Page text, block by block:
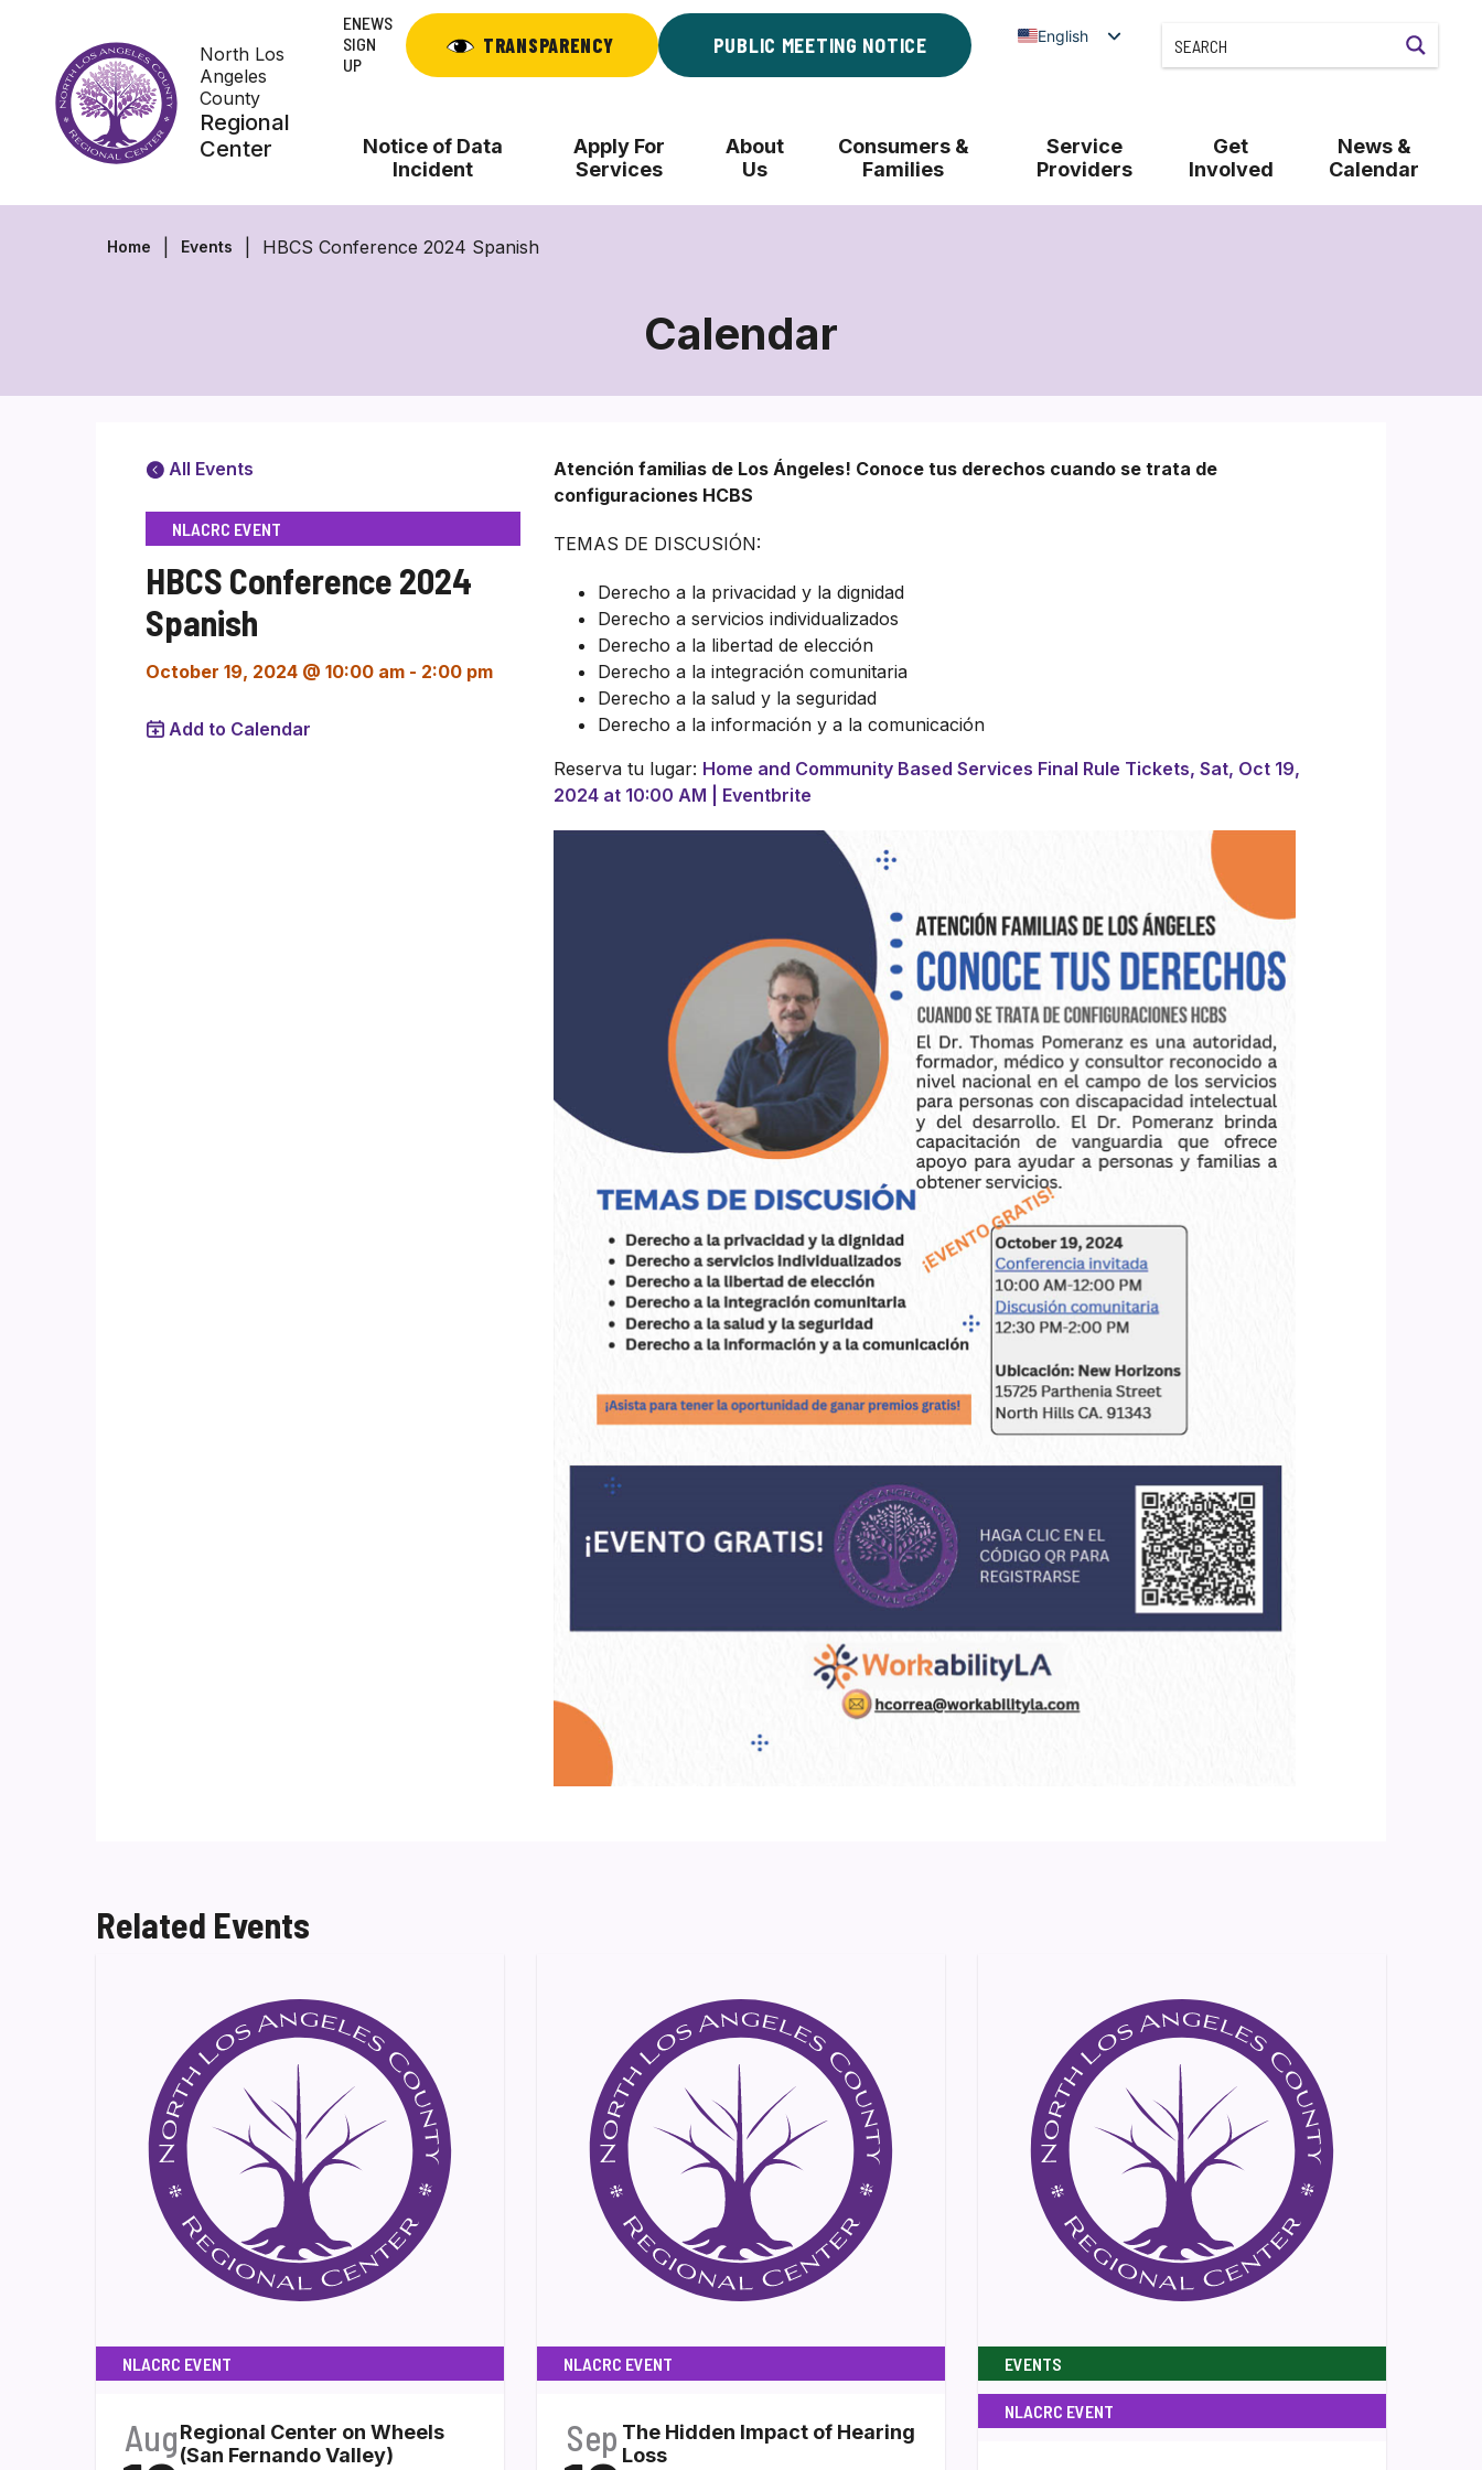
content
North Los
Angeles
County
Regional
Center
ENEWS
SIGN
UP
TRANSPARENCY PUBLIC MEETING NOTICE English
Notice of Data
Incident
Apply For
Services
About
Us
Consumers &
Families
Service
Providers
Get
Involved
News &
Calendar
Home Events HBCS Conference 2024 Spanish
Calendar
All Events
NLACRC EVENT
HBCS Conference 2024
Spanish
October 19, 2024 @ 10:00 am - 2:00 pm
Add to Calendar
Atención familias de Los Ángeles! Conoce tus derechos cuando se trata de
configuraciones HCBS
TEMAS DE DISCUSIÓN:
Derecho a la privacidad y la dignidad
Derecho a servicios individualizados
Derecho a la libertad de elección
Derecho a la integración comunitaria
Derecho a la salud y la seguridad
Derecho a la información y a la comunicación
Reserva tu lugar: Home and Community Based Services Final Rule Tickets, Sat, Oct 19,
2024 at 10:00 AM | Eventbrite
Related Events
NLACRC EVENT
AugRegional Center on Wheels
(San Fernando Valley)
NLACRC EVENT
Sep The Hidden Impact of Hearing
Loss
EVENTS
NLACRC EVENT